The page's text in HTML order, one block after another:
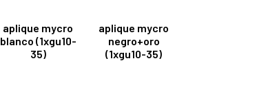
aplique mycro
blanco (1xgu10-
35)
aplique mycro
negro+oro
(1xgu10-35)